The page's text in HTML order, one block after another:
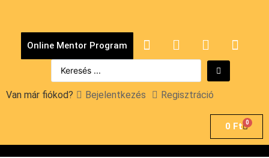
Online Mentor Program
Van már fiókod? Bejelentkezés Regisztráció
0 Ft 0